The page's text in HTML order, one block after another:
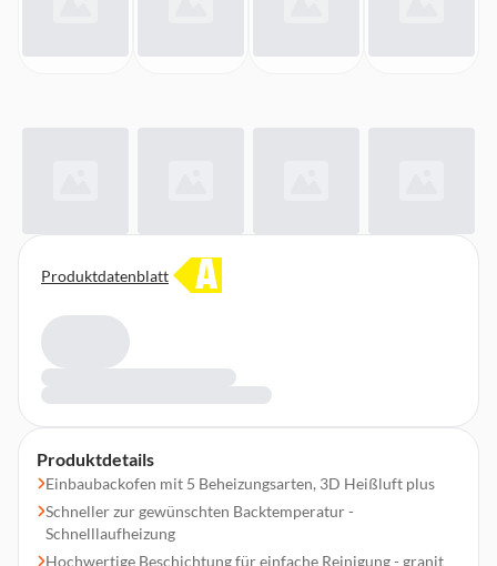
Produktdetails
Einbaubackofen mit 5 Beheizungsarten, 3D Heißluft plus
Schneller zur gewünschten Backtemperatur -
Schnelllaufheizung
Hochwertige Beschichtung für einfache Reinigung - granit
A
Produktdatenblatt